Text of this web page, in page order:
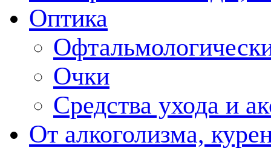
Оптика
Очки
Средства ухода и
От алкоголизма,